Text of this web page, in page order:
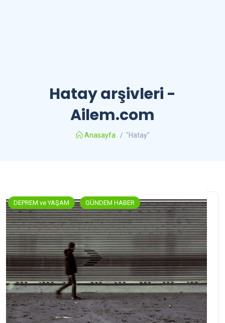
Hatay arşivleri -
Ailem.com
Anasayfa / "Hatay"
DEPREM ve YAŞAM GÜNDEM HABER